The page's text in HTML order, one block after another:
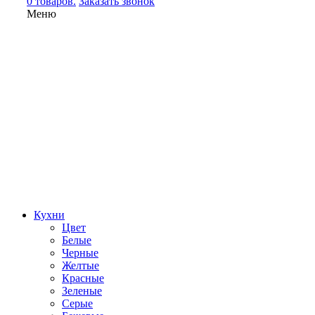
Меню
Кухни
Цвет
Белые
Черные
Желтые
Красные
Зеленые
Серые